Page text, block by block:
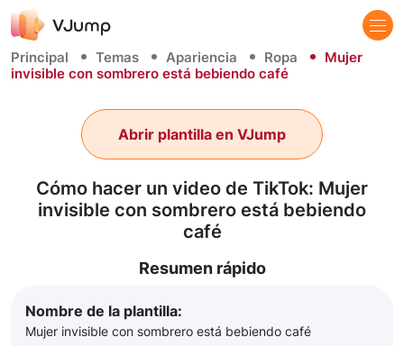
Principal Temas Apariencia Ropa
Mujer
invisible con sombrero está bebiendo café
Cómo hacer un video de TikTok: Mujer
invisible con sombrero está bebiendo
café
Abrir plantilla en VJump
Resumen rápido
Nombre de la plantilla:
Mujer invisible con sombrero está bebiendo café